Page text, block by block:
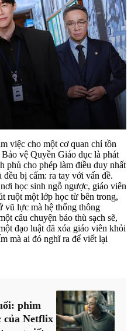
việc cho một cơ quan chỉ tồn
vệ Quyền Giáo dục là phát
phủ cho phép làm điều duy nhất
bị cấm: ra tay với vấn đề.
học sinh ngỗ ngược, giáo viên
ruột một lớp học từ bên trong,
vũ lực mà hệ thống thông
câu chuyện báo thù sạch sẽ,
đạo luật đã xóa giáo viên khỏi
mà ai đó nghĩ ra để viết lại
phim
của Netflix